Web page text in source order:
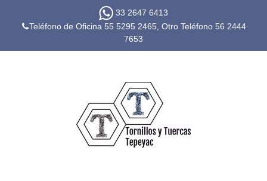
33 2647 6413
Teléfono de Oficina 55 5295 2465, Otro Teléfono 56 2444
7653